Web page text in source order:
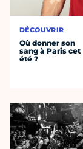
DÉCOUVRIR
Où donner son
sang à Paris cet
été ?